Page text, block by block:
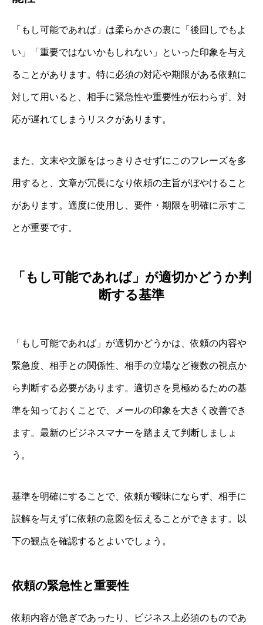
「もし可能であれば」は柔らかさの裏に「後回しでもよ
い」「重要ではないかもしれない」といった印象を与え
ることがあります。特に必須の対応や期限がある依頼に
対して用いると、相手に緊急性や重要性が伝わらず、対
応が遅れてしまうリスクがあります。
また、文末や文脈をはっきりさせずにこのフレーズを多
用すると、文章が冗長になり依頼の主旨がぼやけること
があります。適度に使用し、要件・期限を明確に示すこ
とが重要です。
「もし可能であれば」が適切かどうか判
断する基準
「もし可能であれば」が適切かどうかは、依頼の内容や
緊急度、相手との関係性、相手の立場など複数の視点か
ら判断する必要があります。適切さを見極めるための基
準を知っておくことで、メールの印象を大きく改善でき
ます。最新のビジネスマナーを踏まえて判断しましょ
う。
基準を明確にすることで、依頼が曖昧にならず、相手に
誤解を与えずに依頼の意図を伝えることができます。以
下の観点を確認するとよいでしょう。
依頼の緊急性と重要性
依頼内容が急ぎであったり、ビジネス上必須のものであ